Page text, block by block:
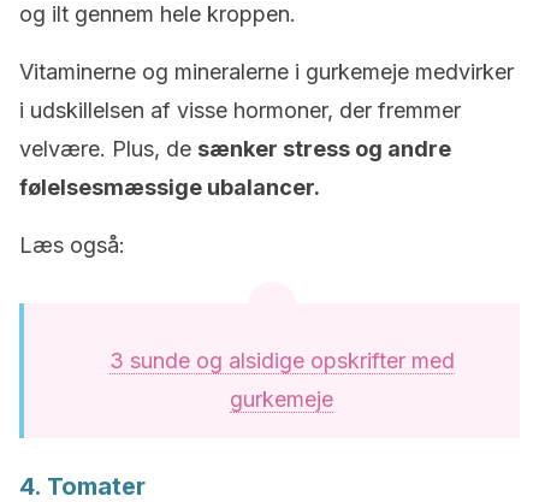
og ilt gennem hele kroppen.
Vitaminerne og mineralerne i gurkemeje medvirker
i udskillelsen af ​​visse hormoner, der fremmer
velvære. Plus, de sænker stress og andre
følelsesmæssige ubalancer.
Læs også:
3 sunde og alsidige opskrifter med
gurkemeje
4. Tomater